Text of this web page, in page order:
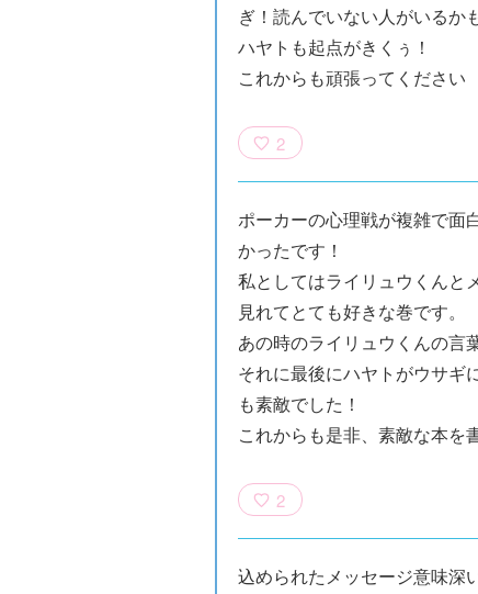
ぎ！読んでいない人がいる
ハヤトも起点がきくぅ！
これからも頑張ってください
2
ポーカーの心理戦が複雑で面
かったです！
私としてはライリュウくんと
見れてとても好きな巻です。
あの時のライリュウくんの言
それに最後にハヤトがウサギ
も素敵でした！
これからも是非、素敵な本を
2
込められたメッセージ意味深